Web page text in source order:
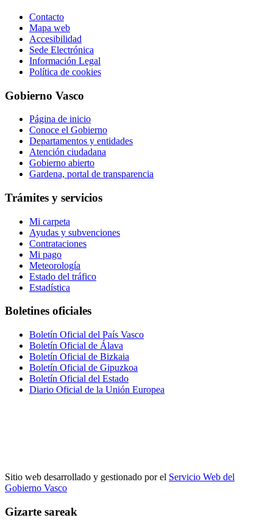
Contacto
Mapa web
Accesibilidad
Sede Electrónica
Información Legal
Política de cookies
Gobierno Vasco
Página de inicio
Conoce el Gobierno
Departamentos y entidades
Atención ciudadana
Gobierno abierto
Gardena, portal de transparencia
Trámites y servicios
Mi carpeta
Ayudas y subvenciones
Contrataciones
Mi pago
Meteorología
Estado del tráfico
Estadística
Boletines oficiales
Boletín Oficial del País Vasco
Boletín Oficial de Álava
Boletín Oficial de Bizkaia
Boletín Oficial de Gipuzkoa
Boletín Oficial del Estado
Diario Oficial de la Unión Europea
Sitio web desarrollado y gestionado por el Servicio Web del
Gobierno Vasco
Gizarte sareak